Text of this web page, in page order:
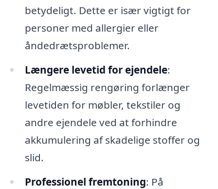
betydeligt. Dette er især vigtigt for
personer med allergier eller
åndedrætsproblemer.
Længere levetid for ejendele:
Regelmæssig rengøring forlænger
levetiden for møbler, tekstiler og
andre ejendele ved at forhindre
akkumulering af skadelige stoffer og
slid.
Professionel fremtoning: På